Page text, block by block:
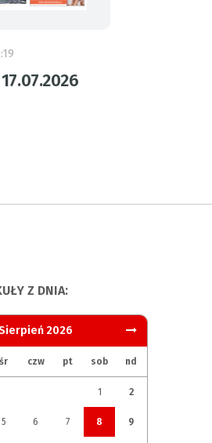
Z DNIA:
2026
śr czw pt sob nd
1 2
5 6 7 8 9